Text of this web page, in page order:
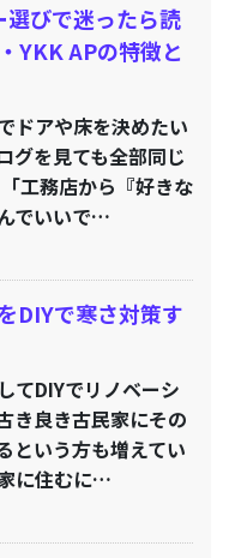
選びで迷ったら読
YKK APの特徴と
ドアや床を決めたい
グを見ても全部同じ
工務店から『好きな
でいいで…
DIYで寒さ対策す
てDIYでリノベーシ
き良き古民家にその
という方も増えてい
に住むに…